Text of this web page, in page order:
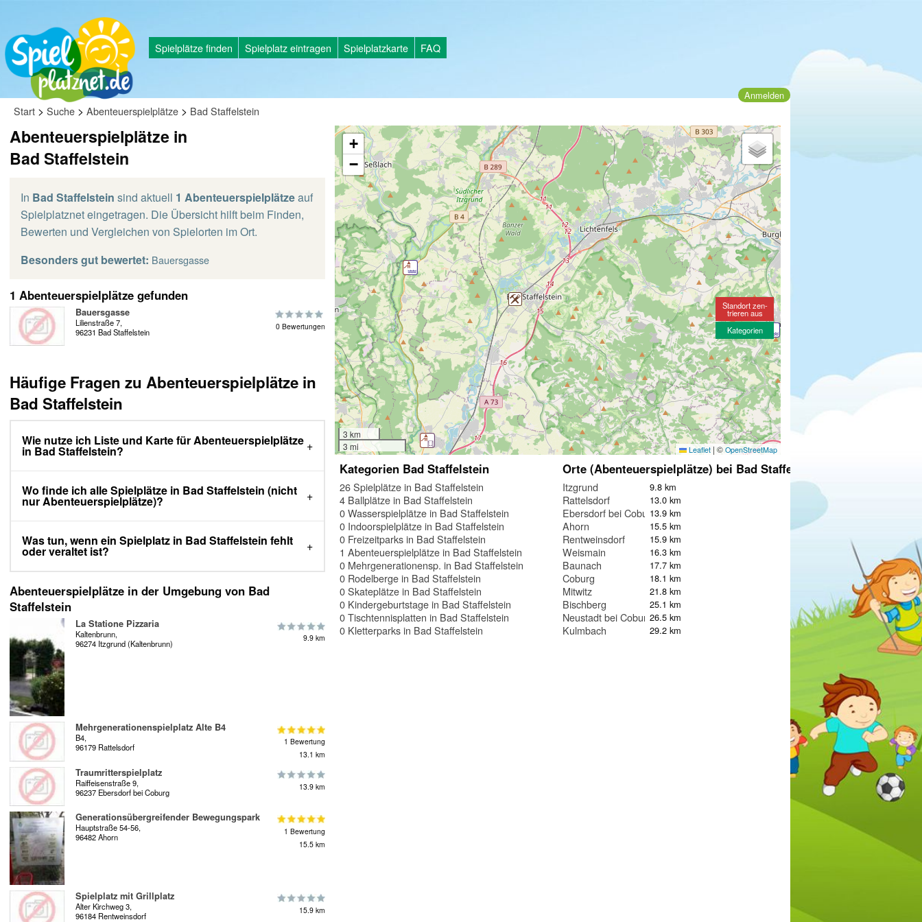
Spielplätze finden Spielplatz eintragen Spielplatzkarte FAQ
Anmelden
Start > Suche > Abenteuerspielplätze > Bad Staffelstein
Abenteuerspielplätze in
Bad Staffelstein
In Bad Staffelstein sind aktuell 1 Abenteuerspielplätzeauf
Spielplatznet eingetragen. Die Übersicht hilft beim Finden,
Bewerten und Vergleichen von Spielorten im Ort.
Besonders gut bewertet: Bauersgasse
1 Abenteuerspielplätze gefunden
Bauersgasse
Lilienstraße 7,
96231 Bad Staffelstein
0 Bewertungen
Häufige Fragen zu Abenteuerspielplätze in
Bad Staffelstein
Wie nutze ich Liste und Karte für Abenteuerspielplätze
in Bad Staffelstein?
Wo finde ich alle Spielplätze in Bad Staffelstein (nicht
nur Abenteuerspielplätze)?
Was tun, wenn ein Spielplatz in Bad Staffelstein fehlt
oder veraltet ist?
Abenteuerspielplätze in der Umgebung von Bad
Staffelstein
La Statione Pizzaria
Kaltenbrunn,
96274 Itzgrund (Kaltenbrunn)
9.9 km
Mehrgenerationenspielplatz Alte B4
B4,
96179 Rattelsdorf
1 Bewertung
13.1 km
Traumritterspielplatz
Raiffeisenstraße 9,
96237 Ebersdorf bei Coburg
13.9 km
Generationsübergreifender Bewegungspark
Hauptstraße 54-56,
96482 Ahorn
1 Bewertung
15.5 km
Spielplatz mit Grillplatz
Alter Kirchweg 3,
96184 Rentweinsdorf
15.9 km
+
−
3 km
3 mi
Leaflet | © OpenStreetMap
Standort zen-
trieren aus
Kategorien
Kategorien Bad Staffelstein
26 Spielplätze in Bad Staffelstein
4 Ballplätze in Bad Staffelstein
0 Wasserspielplätze in Bad Staffelstein
0 Indoorspielplätze in Bad Staffelstein
0 Freizeitparks in Bad Staffelstein
1 Abenteuerspielplätze in Bad Staffelstein
0 Mehrgenerationensp. in Bad Staffelstein
0 Rodelberge in Bad Staffelstein
0 Skateplätze in Bad Staffelstein
0 Kindergeburtstage in Bad Staffelstein
0 Tischtennisplatten in Bad Staffelstein
0 Kletterparks in Bad Staffelstein
Orte (Abenteuerspielplätze) bei Bad Staffelstein
Itzgrund 9.8 km
Rattelsdorf 13.0 km
Ebersdorf bei Coburg13.9 km
Ahorn 15.5 km
Rentweinsdorf 15.9 km
Weismain 16.3 km
Baunach 17.7 km
Coburg 18.1 km
Mitwitz 21.8 km
Bischberg 25.1 km
Neustadt bei Coburg26.5 km
Kulmbach 29.2 km